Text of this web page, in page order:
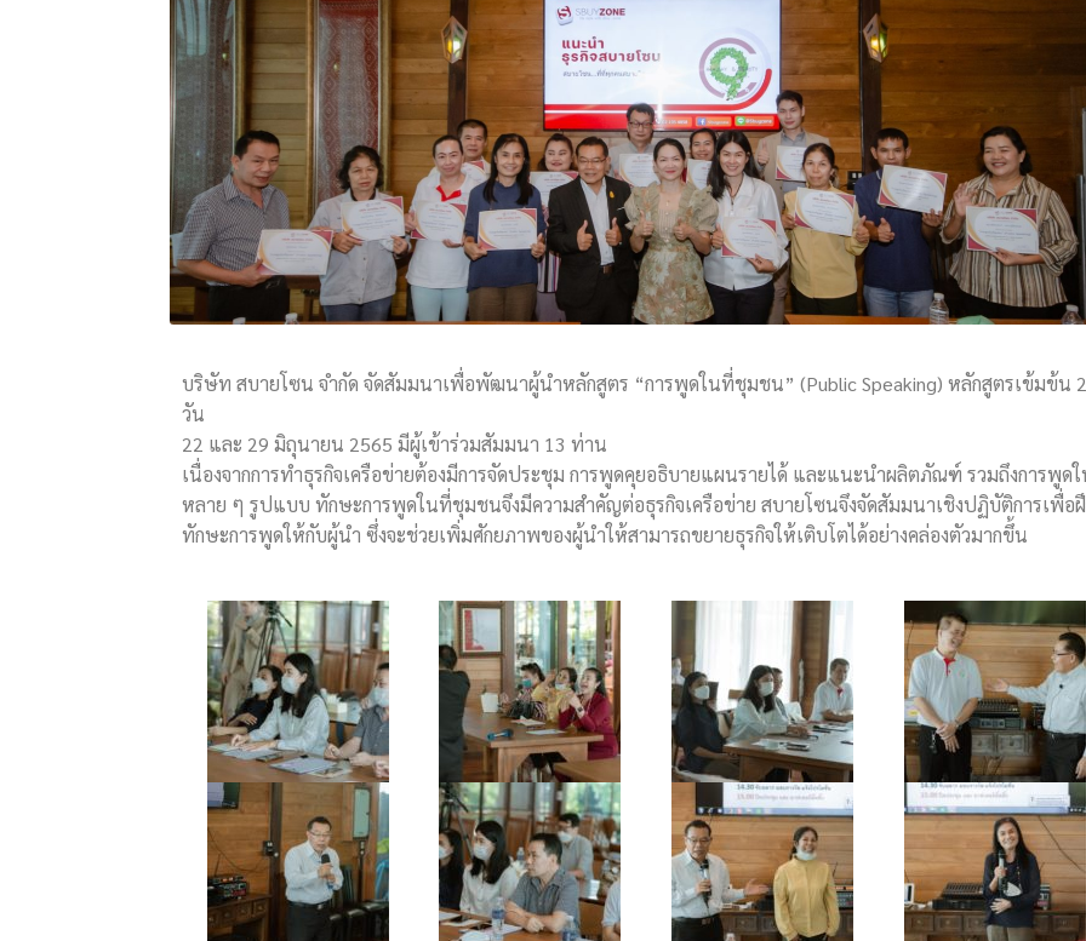
บริษัท สบายโซน จำกัด จัดสัมมนาเพื่อพัฒนาผู้นำหลักสูตร “การพูดในที่ชุมชน” (Public Speaking) หลักสูตรเข้มข้น 2
วัน
22 และ 29 มิถุนายน 2565 มีผู้เข้าร่วมสัมมนา 13 ท่าน
เนื่องจากการทำธุรกิจเครือข่ายต้องมีการจัดประชุม การพูดคุยอธิบายแผนรายได้ และแนะนำผลิตภัณฑ์ รวมถึงการพูด
หลาย ๆ รูปแบบ ทักษะการพูดในที่ชุมชนจึงมีความสำคัญต่อธุรกิจเครือข่าย สบายโซนจึงจัดสัมมนาเชิงปฏิบัติการเพื่อ
ทักษะการพูดให้กับผู้นำ ซึ่งจะช่วยเพิ่มศักยภาพของผู้นำให้สามารถขยายธุรกิจให้เติบโตได้อย่างคล่องตัวมากขึ้น